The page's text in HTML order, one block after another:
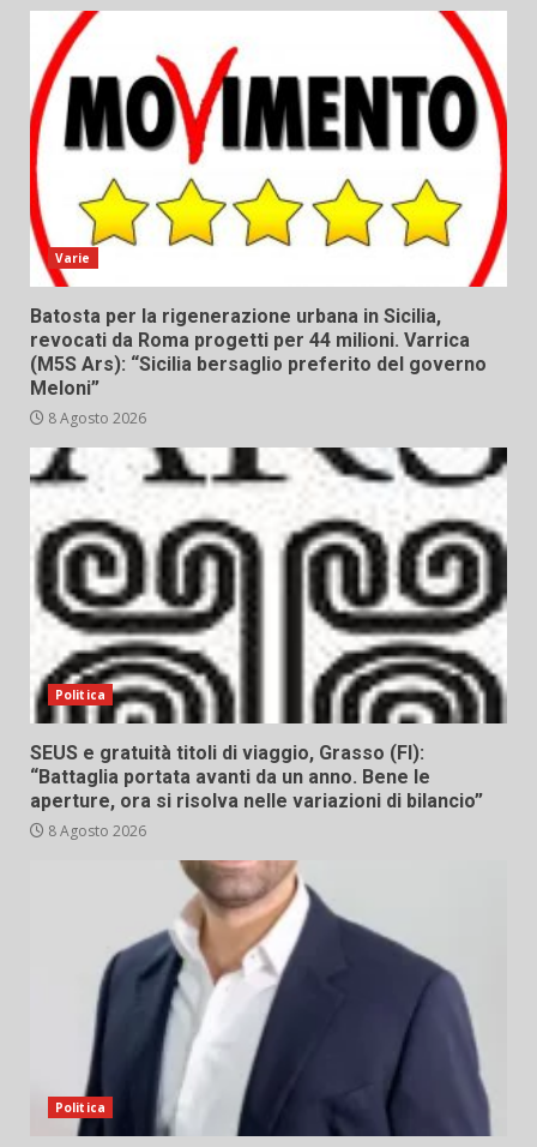
Varie
Batosta per la rigenerazione urbana in Sicilia,
revocati da Roma progetti per 44 milioni. Varrica
(M5S Ars): “Sicilia bersaglio preferito del governo
Meloni”
8 Agosto 2026
Politica
SEUS e gratuità titoli di viaggio, Grasso (FI):
“Battaglia portata avanti da un anno. Bene le
aperture, ora si risolva nelle variazioni di bilancio”
8 Agosto 2026
Politica